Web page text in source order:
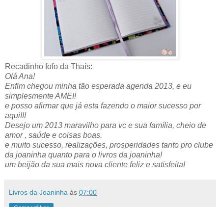
Recadinho fofo da Thaís:
Olá Ana!
Enfim chegou minha tão esperada agenda 2013, e eu
simplesmente AMEI!
e posso afirmar que já esta fazendo o maior sucesso por
aqui!!!
Desejo um 2013 maravilho para vc e sua família, cheio de
amor , saúde e coisas boas.
e muito sucesso, realizações, prosperidades tanto pro clube
da joaninha quanto para o livros da joaninha!
um beijão da sua mais nova cliente feliz e satisfeita!
Livros da Joaninha às 07:00